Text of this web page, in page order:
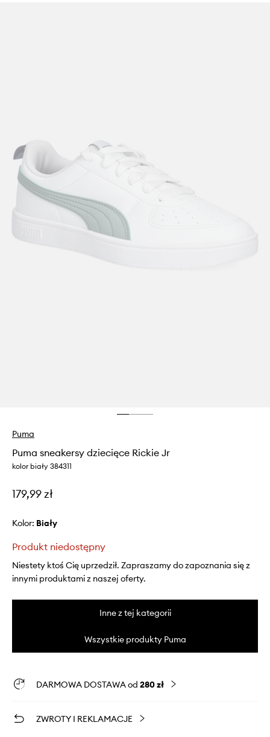
Puma
Puma sneakersy dziecięce Rickie Jr
kolor biały 384311
179,99 zł
Kolor: biały
Produkt niedostępny
Niestety ktoś Cię uprzedził. Zapraszamy do zapoznania się z
innymi produktami z naszej oferty.
Inne z tej kategorii
Wszystkie produkty Puma
DARMOWA DOSTAWA od 280 zł
ZWROTY I REKLAMACJE